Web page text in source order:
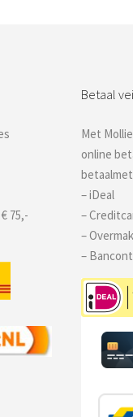
75,-
Betaal
Met
online
– iDeal
–
–
–